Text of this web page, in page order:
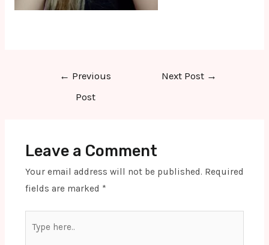
← Previous
Post
Next Post →
Leave a Comment
Your email address will not be published. Required
fields are marked *
here..